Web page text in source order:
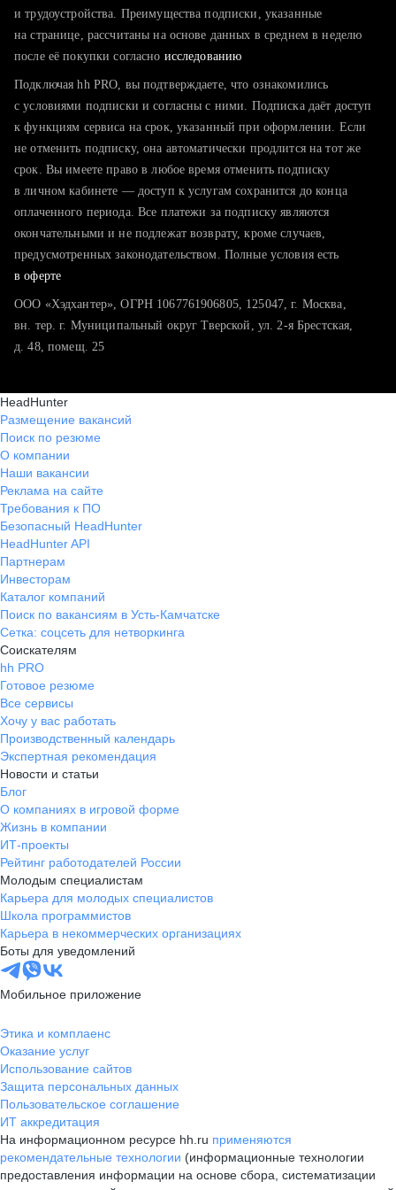
тратите много времени на поиск и вручную поднимаете
хотите сравнить себя с конкурентами и оценить шансы
и трудоустройства. Преимущества подписки, указанные
на странице, рассчитаны на основе данных в среднем в неделю
после её покупки согласно исследованию
Подключая hh PRO, вы подтверждаете, что ознакомились
с условиями подписки и согласны с ними. Подписка даёт доступ
к функциям сервиса на срок, указанный при оформлении. Если
не отменить подписку, она автоматически продлится на тот же
срок. Вы имеете право в любое время отменить подписку
в личном кабинете — доступ к услугам сохранится до конца
оплаченного периода. Все платежи за подписку являются
окончательными и не подлежат возврату, кроме случаев,
предусмотренных законодательством. Полные условия есть
в оферте
ООО «Хэдхантер», ОГРН 1067761906805, 125047, г. Москва,
вн. тер. г. Муниципальный округ Тверской, ул. 2-я Брестская,
д. 48, помещ. 25
HeadHunter
Размещение вакансий
Поиск по резюме
О компании
Наши вакансии
Реклама на сайте
Требования к ПО
Безопасный HeadHunter
HeadHunter API
Партнерам
Инвесторам
Каталог компаний
Поиск по вакансиям в Усть-Камчатске
Сетка: соцсеть для нетворкинга
Соискателям
hh PRO
Готовое резюме
Все сервисы
Хочу у вас работать
Производственный календарь
Экспертная рекомендация
Новости и статьи
Блог
О компаниях в игровой форме
Жизнь в компании
ИТ-проекты
Рейтинг работодателей России
Молодым специалистам
Карьера для молодых специалистов
Школа программистов
Карьера в некоммерческих организациях
Боты для уведомлений
Мобильное приложение
Этика и комплаенс
Оказание услуг
Использование сайтов
Защита персональных данных
Пользовательское соглашение
ИТ аккредитация
На информационном ресурсе hh.ru применяются
рекомендательные технологии (информационные технологии
предоставления информации на основе сбора, систематизации